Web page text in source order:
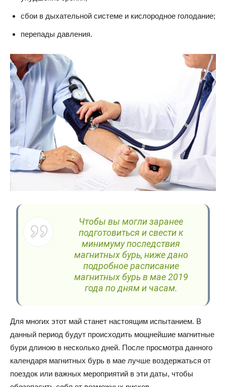
сбои в дыхательной системе и кислородное голодание;
перепады давления.
Чтобы вы могли заранее
подготовиться и свести к
минимуму последствия
магнитных бурь, ниже дано
подробное расписание
магнитных бурь в мае 2019
года по дням и часам.
Для многих этот май станет настоящим испытанием. В
данный период будут происходить мощнейшие магнитные
бури длиною в несколько дней. После просмотра данного
календаря магнитных бурь в мае лучше воздержаться от
поездок или важных мероприятий в эти даты, чтобы